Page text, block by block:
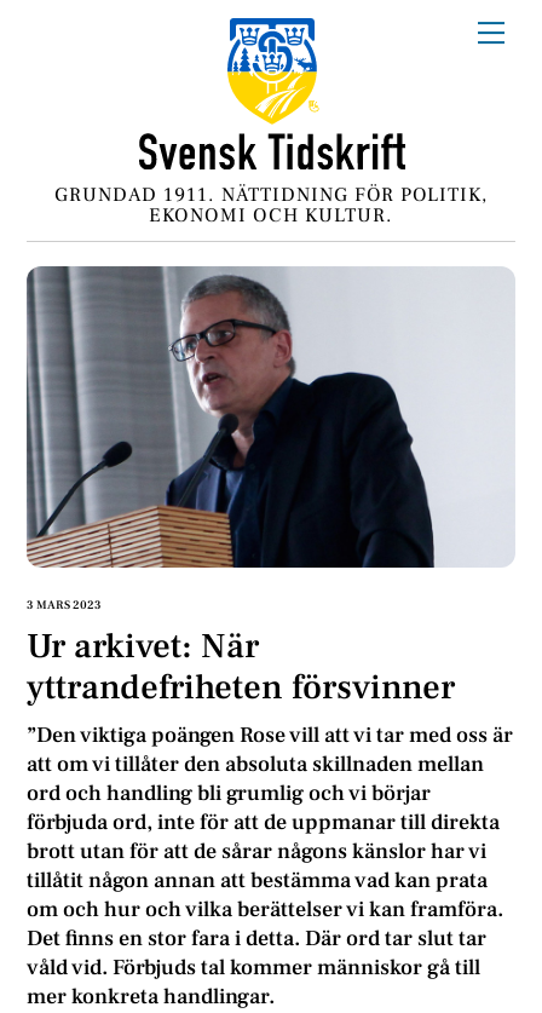
GRUNDAD 1911. NÄTTIDNING FÖR POLITIK,
EKONOMI OCH KULTUR.
3 MARS 2023
Ur arkivet: När
yttrandefriheten försvinner
”Den viktiga poängen Rose vill att vi tar med oss är
att om vi tillåter den absoluta skillnaden mellan
ord och handling bli grumlig och vi börjar
förbjuda ord, inte för att de uppmanar till direkta
brott utan för att de sårar någons känslor har vi
tillåtit någon annan att bestämma vad kan prata
om och hur och vilka berättelser vi kan framföra.
Det finns en stor fara i detta. Där ord tar slut tar
våld vid. Förbjuds tal kommer människor gå till
mer konkreta handlingar.